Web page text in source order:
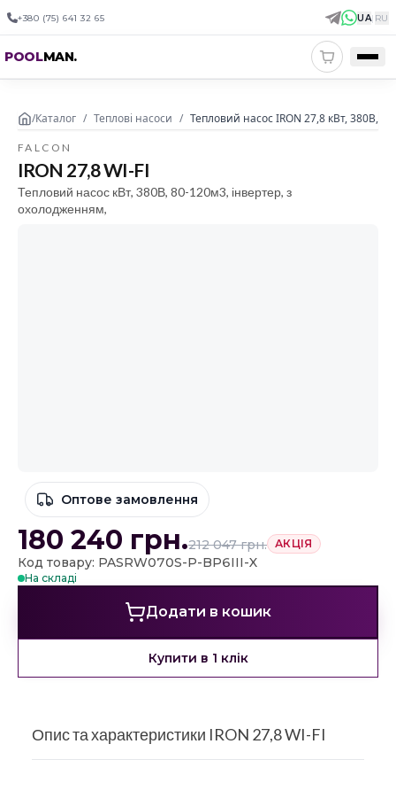
+380 (75) 641 32 65 UA| RU
POOLMAN.
/Каталог / Теплові насоси / Тепловий насос IRON 27,8 кВт, 380В,
FALCON
IRON 27,8 WI-FI
Тепловий насос кВт, 380В, 80-120м3, інвертер, з
охолодженням,
Оптове замовлення
180 240 грн.212 047грн. АКЦІЯ
Код товару: PASRW070S-P-BP6III-X
На складі
Додати в кошик
Купити в 1 клік
Опис та характеристики IRON 27,8 WI-FI